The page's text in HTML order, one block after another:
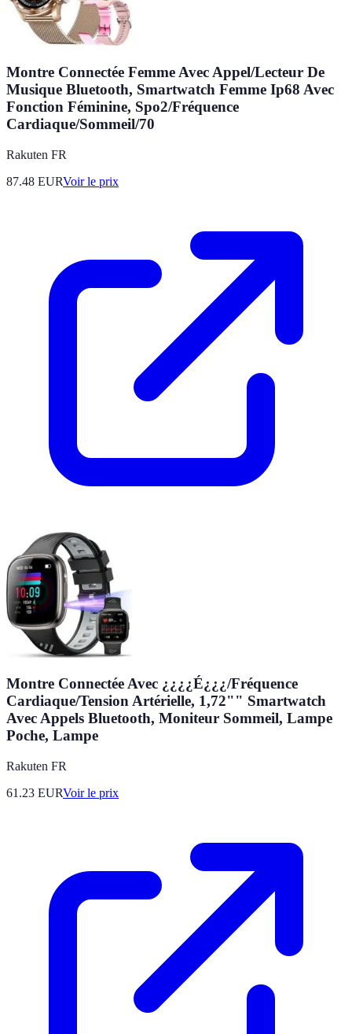
Montre Connectée Femme Avec Appel/Lecteur De
Musique Bluetooth, Smartwatch Femme Ip68 Avec
Fonction Féminine, Spo2/Fréquence
Cardiaque/Sommeil/70
Rakuten FR
87.48 EURVoir le prix
Montre Connectée Avec ¿¿¿¿É¿¿¿/Fréquence
Cardiaque/Tension Artérielle, 1,72"" Smartwatch
Avec Appels Bluetooth, Moniteur Sommeil, Lampe
Poche, Lampe
Rakuten FR
61.23 EURVoir le prix